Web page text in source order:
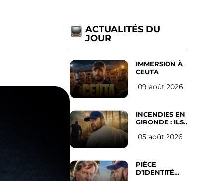
ACTUALITÉS DU
JOUR
IMMERSION À
CEUTA
09 août 2026
INCENDIES EN
GIRONDE : ILS
D’ABANDONNER
05 août 2026
PIÈCE
D’IDENTITÉ